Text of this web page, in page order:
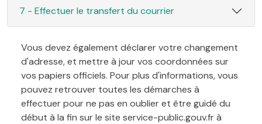
7 - Effectuer le transfert du courrier
Vous devez également déclarer votre changement
d'adresse, et mettre à jour vos coordonnées sur
vos papiers officiels. Pour plus d'informations, vous
pouvez retrouver toutes les démarches à
effectuer pour ne pas en oublier et être guidé du
début à la fin sur le site service-public.gouv.fr à